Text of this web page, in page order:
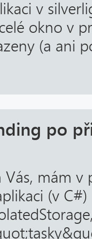
v
okno v
(a ani
po
Vás, mám v
(v